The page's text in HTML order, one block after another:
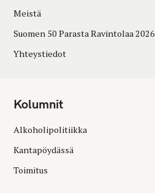
Meistä
Suomen 50 Parasta Ravintolaa 2026
Yhteystiedot
Kolumnit
Alkoholipolitiikka
Kantapöydässä
Toimitus